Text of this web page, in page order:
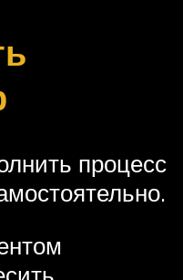
процесс